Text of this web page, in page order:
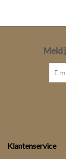
Meld
Klantenservice